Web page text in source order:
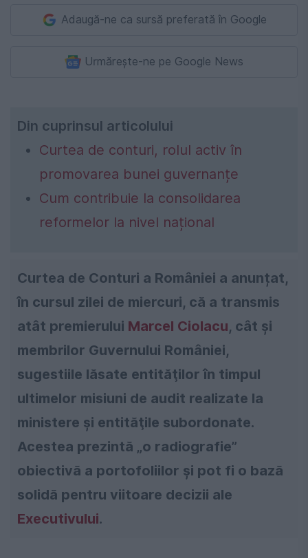
Adaugă-ne ca sursă preferată în Google
Urmărește-ne pe Google News
Din cuprinsul articolului
Curtea de conturi, rolul activ în
promovarea bunei guvernanțe
Cum contribuie la consolidarea
reformelor la nivel național
Curtea de Conturi a României a anunțat,
în cursul zilei de miercuri, că a transmis
atât premierului Marcel Ciolacu, cât și
membrilor Guvernului României,
sugestiile lăsate entităţilor în timpul
ultimelor misiuni de audit realizate la
ministere şi entităţile subordonate.
Acestea prezintă „o radiografie”
obiectivă a portofoliilor și pot fi o bază
solidă pentru viitoare decizii ale
Executivului.